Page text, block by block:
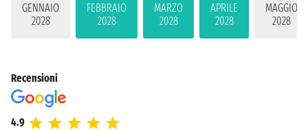
GENNAIO
2028
FEBBRAIO
2028
MARZO
2028
APRILE
2028
MAGGIO
2028
Recensioni
4.9